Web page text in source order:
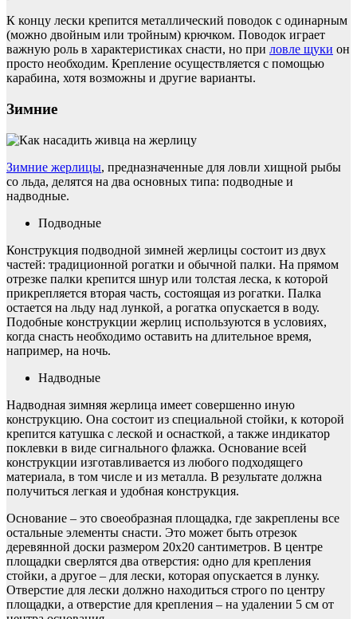
К концу лески крепится металлический поводок с одинарным
(можно двойным или тройным) крючком. Поводок играет
важную роль в характеристиках снасти, но при ловле щуки он
просто необходим. Крепление осуществляется с помощью
карабина, хотя возможны и другие варианты.
Зимние
Зимние жерлицы, предназначенные для ловли хищной рыбы
со льда, делятся на два основных типа: подводные и
надводные.
Подводные
Конструкция подводной зимней жерлицы состоит из двух
частей: традиционной рогатки и обычной палки. На прямом
отрезке палки крепится шнур или толстая леска, к которой
прикрепляется вторая часть, состоящая из рогатки. Палка
остается на льду над лункой, а рогатка опускается в воду.
Подобные конструкции жерлиц используются в условиях,
когда снасть необходимо оставить на длительное время,
например, на ночь.
Надводные
Надводная зимняя жерлица имеет совершенно иную
конструкцию. Она состоит из специальной стойки, к которой
крепится катушка с леской и оснасткой, а также индикатор
поклевки в виде сигнального флажка. Основание всей
конструкции изготавливается из любого подходящего
материала, в том числе и из металла. В результате должна
получиться легкая и удобная конструкция.
Основание – это своеобразная площадка, где закреплены все
остальные элементы снасти. Это может быть отрезок
деревянной доски размером 20х20 сантиметров. В центре
площадки сверлятся два отверстия: одно для крепления
стойки, а другое – для лески, которая опускается в лунку.
Отверстие для лески должно находиться строго по центру
площадки, а отверстие для крепления – на удалении 5 см от